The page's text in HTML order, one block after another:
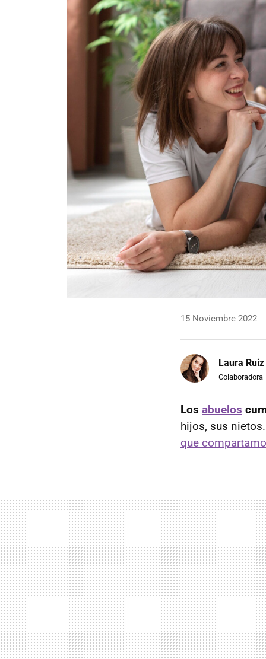
15 Noviembre 2022
Laura
Colaboradora
Los abuelos
hijos, sus
que